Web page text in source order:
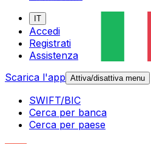
IT
Accedi
Registrati
Assistenza
Scarica l'app Attiva/disattiva menu
SWIFT/BIC
Cerca per banca
Cerca per paese